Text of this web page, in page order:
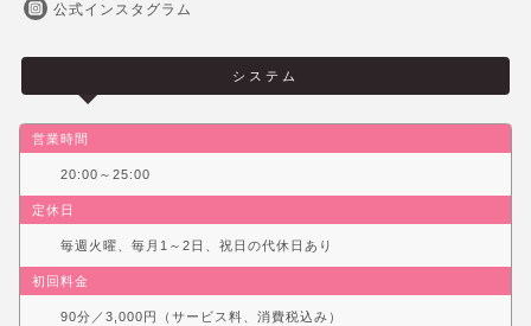
公式インスタグラム
システム
営業時間
20:00～25:00
定休日
毎週火曜、毎月1～2日、祝日の代休日あり
初回料金
90分／3,000円（サービス料、消費税込み）